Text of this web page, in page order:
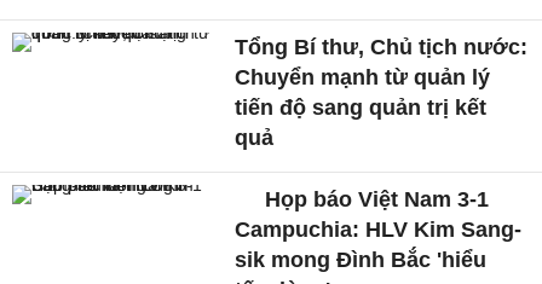
Tổng Bí thư, Chủ tịch nước:
Chuyển mạnh từ quản lý
tiến độ sang quản trị kết
quả
Họp báo Việt Nam 3-1
Campuchia: HLV Kim Sang-
sik mong Đình Bắc 'hiểu